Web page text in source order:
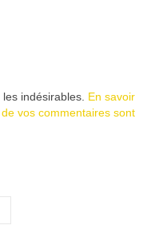
indésirables. En savoir
vos commentaires sont